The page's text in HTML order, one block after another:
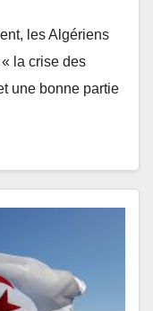
les Algériens
la crise des
une bonne partie